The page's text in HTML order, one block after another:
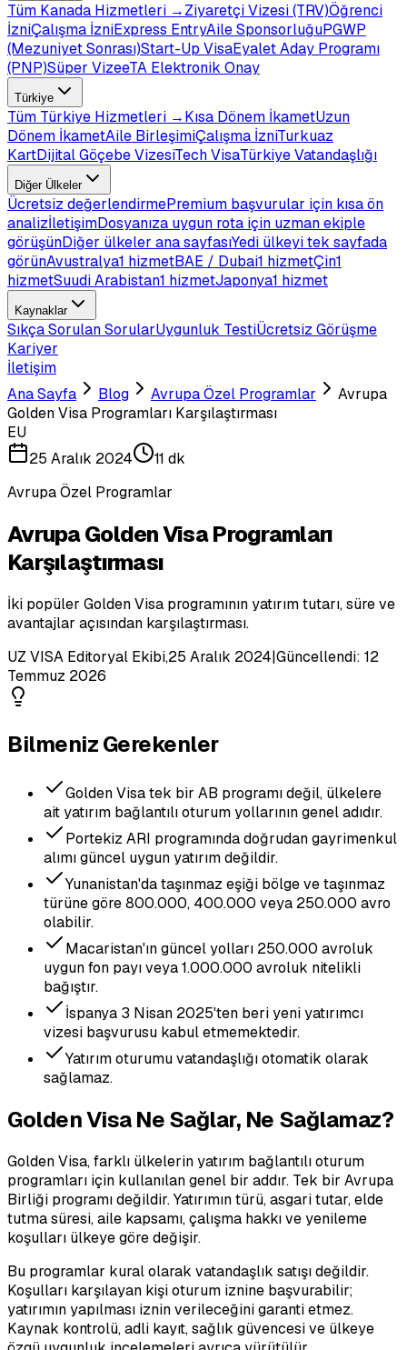
Tüm Kanada Hizmetleri →Ziyaretçi Vizesi (TRV)Öğrenci
İzniÇalışma İzniExpress EntryAile SponsorluğuPGWP
(Mezuniyet Sonrası)Start-Up VisaEyalet Aday Programı
(PNP)Süper VizeeTA Elektronik Onay
Türkiye
Tüm Türkiye Hizmetleri →Kısa Dönem İkametUzun
Dönem İkametAile BirleşimiÇalışma İzniTurkuaz
KartDijital Göçebe VizesiTech VisaTürkiye Vatandaşlığı
Diğer Ülkeler
Ücretsiz değerlendirmePremium başvurular için kısa ön
analizİletişimDosyanıza uygun rota için uzman ekiple
görüşünDiğer ülkeler ana sayfasıYedi ülkeyi tek sayfada
görünAvustralya1 hizmetBAE / Dubai1 hizmetÇin1
hizmetSuudi Arabistan1 hizmetJaponya1 hizmet
Kaynaklar
Sıkça Sorulan SorularUygunluk TestiÜcretsiz Görüşme
Kariyer
İletişim
Ana Sayfa
Blog Avrupa Özel Programlar
Avrupa
Golden Visa Programları Karşılaştırması
EU
25 Aralık 2024
11 dk
Avrupa Özel Programlar
Avrupa Golden Visa Programları
Karşılaştırması
İki popüler Golden Visa programının yatırım tutarı, süre ve
avantajlar açısından karşılaştırması.
UZ VISA Editoryal Ekibi,25 Aralık 2024|Güncellendi: 12
Temmuz 2026
Bilmeniz Gerekenler
Golden Visa tek bir AB programı değil, ülkelere
ait yatırım bağlantılı oturum yollarının genel adıdır.
Portekiz ARI programında doğrudan gayrimenkul
alımı güncel uygun yatırım değildir.
Yunanistan'da taşınmaz eşiği bölge ve taşınmaz
türüne göre 800.000, 400.000 veya 250.000 avro
olabilir.
Macaristan'ın güncel yolları 250.000 avroluk
uygun fon payı veya 1.000.000 avroluk nitelikli
bağıştır.
İspanya 3 Nisan 2025'ten beri yeni yatırımcı
vizesi başvurusu kabul etmemektedir.
Yatırım oturumu vatandaşlığı otomatik olarak
sağlamaz.
Golden Visa Ne Sağlar, Ne Sağlamaz?
Golden Visa, farklı ülkelerin yatırım bağlantılı oturum
programları için kullanılan genel bir addır. Tek bir Avrupa
Birliği programı değildir. Yatırımın türü, asgari tutar, elde
tutma süresi, aile kapsamı, çalışma hakkı ve yenileme
koşulları ülkeye göre değişir.
Bu programlar kural olarak vatandaşlık satışı değildir.
Koşulları karşılayan kişi oturum iznine başvurabilir;
yatırımın yapılması iznin verileceğini garanti etmez.
Kaynak kontrolü, adli kayıt, sağlık güvencesi ve ülkeye